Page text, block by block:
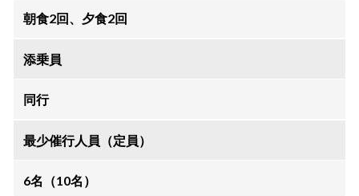
朝食2回、 夕食2回
添乗員
同行
最少催行人員（定員）
6名（10名）